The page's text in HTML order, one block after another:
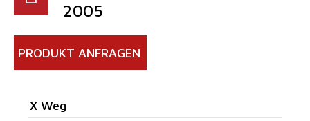
2005
PRODUKT ANFRAGEN
X Weg